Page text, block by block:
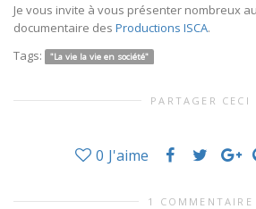
Je vous invite à vous présenter nombreux
documentaire des Productions ISCA.
Tags:
"La vie la vie en société"
PARTAGER CECI
0 J'aime
1 COMMENTAIRE